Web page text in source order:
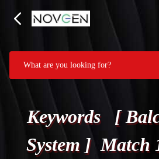
Keywords [
System ] Match